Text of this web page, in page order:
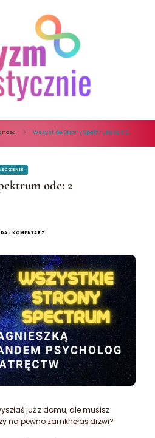
Wszystkie Strony Spektrum odc: 2
odc: 2
KOMENTARZ
już z domu, ale musisz
na pewno zamknęłaś drzwi?